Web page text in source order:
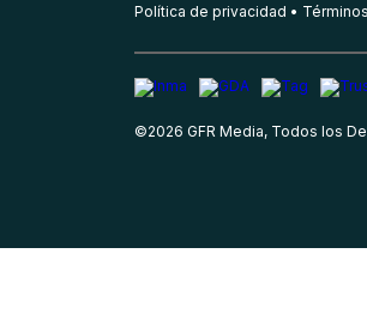
Política de privacidad
©2026 GFR Media, Todos los